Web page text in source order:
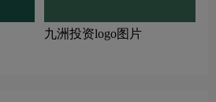
九洲投资logo图片